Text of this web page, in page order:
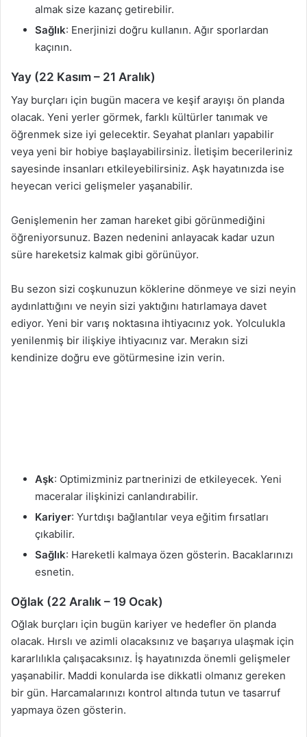
almak size kazanç getirebilir.
Sağlık: Enerjinizi doğru kullanın. Ağır sporlardan
kaçının.
Yay (22 Kasım – 21 Aralık)
Yay burçları için bugün macera ve keşif arayışı ön planda
olacak. Yeni yerler görmek, farklı kültürler tanımak ve
öğrenmek size iyi gelecektir. Seyahat planları yapabilir
veya yeni bir hobiye başlayabilirsiniz. İletişim becerileriniz
sayesinde insanları etkileyebilirsiniz. Aşk hayatınızda ise
heyecan verici gelişmeler yaşanabilir.
Genişlemenin her zaman hareket gibi görünmediğini
öğreniyorsunuz. Bazen nedenini anlayacak kadar uzun
süre hareketsiz kalmak gibi görünüyor.
Bu sezon sizi coşkunuzun köklerine dönmeye ve sizi neyin
aydınlattığını ve neyin sizi yaktığını hatırlamaya davet
ediyor. Yeni bir varış noktasına ihtiyacınız yok. Yolculukla
yenilenmiş bir ilişkiye ihtiyacınız var. Merakın sizi
kendinize doğru eve götürmesine izin verin.
Aşk: Optimizminiz partnerinizi de etkileyecek. Yeni
maceralar ilişkinizi canlandırabilir.
Kariyer: Yurtdışı bağlantılar veya eğitim fırsatları
çıkabilir.
Sağlık: Hareketli kalmaya özen gösterin. Bacaklarınızı
esnetin.
Oğlak (22 Aralık – 19 Ocak)
Oğlak burçları için bugün kariyer ve hedefler ön planda
olacak. Hırslı ve azimli olacaksınız ve başarıya ulaşmak için
kararlılıkla çalışacaksınız. İş hayatınızda önemli gelişmeler
yaşanabilir. Maddi konularda ise dikkatli olmanız gereken
bir gün. Harcamalarınızı kontrol altında tutun ve tasarruf
yapmaya özen gösterin.